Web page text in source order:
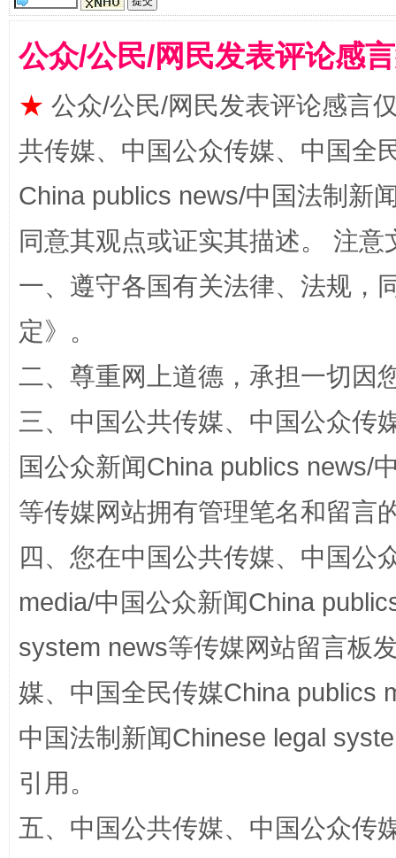
漫山遍野的桃花与雪山、麦地、白藏房 除
这是一记警钟！ 谢
公众/公民/网民发表评论感
★ 公众/公民/网民发表评论感言
共传媒、中国公众传媒、中国全
China publics news/中国法制新
同意其观点或证实其描述。 注
一、遵守各国有关法律、法规，
定》。
二、尊重网上道德，承担一切因
三、中国公共传媒、中国公众传
国公众新闻China publics news/
等传媒网站拥有管理笔名和留言
四、您在中国公共传媒、中国公
media/中国公众新闻China
system news等传媒网站留言板
媒、中国全民传媒China publics
中国法制新闻Chinese legal
引用。
五、中国公共传媒、中国公众传